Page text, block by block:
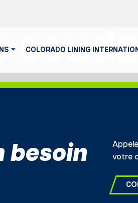
COLORADO LINING
besoin
votre